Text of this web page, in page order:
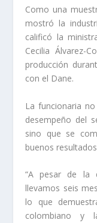
Como una
mostró la
calificó la
Cecilia Álvarez-
producción
con el Dane.
La funcionaria
desempeño del
sino que se
buenos
“A pesar de la
llevamos seis
lo que
colombiano y